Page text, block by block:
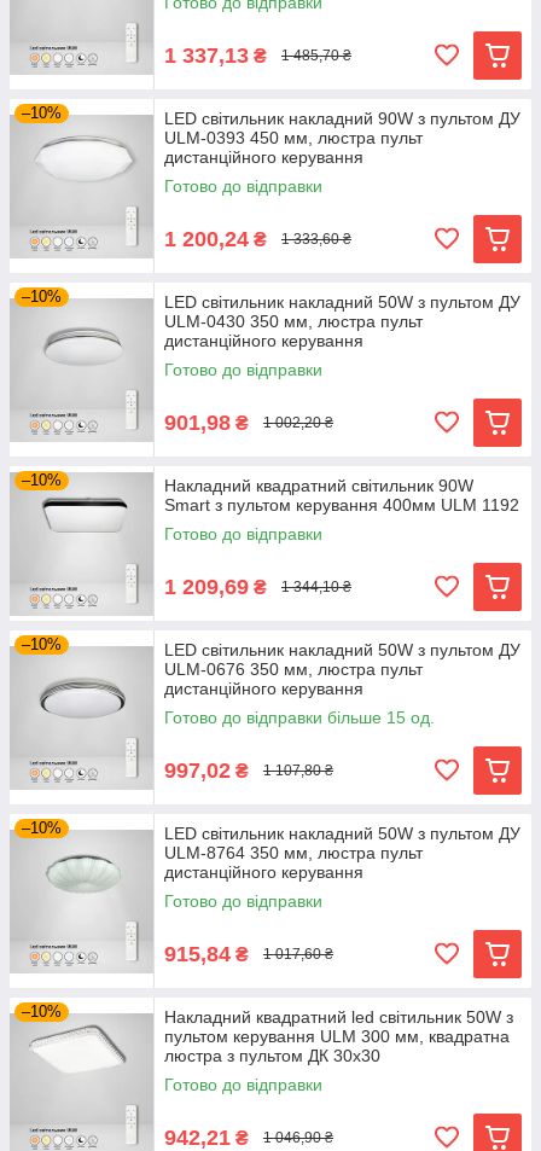
1 337,13 ₴ 1 485,70 ₴
–10%
LED світильник накладний 90W з пультом ДУ
ULM-0393 450 мм, люстра пульт
дистанційного керування
Готово до відправки
1 200,24 ₴ 1 333,60 ₴
–10%
LED світильник накладний 50W з пультом ДУ
ULM-0430 350 мм, люстра пульт
дистанційного керування
Готово до відправки
901,98 ₴ 1 002,20 ₴
–10%
Накладний квадратний світильник 90W
Smart з пультом керування 400мм ULM 1192
Готово до відправки
1 209,69 ₴ 1 344,10 ₴
–10%
LED світильник накладний 50W з пультом ДУ
ULM-0676 350 мм, люстра пульт
дистанційного керування
Готово до відправки більше 15 од.
997,02 ₴ 1 107,80 ₴
–10%
LED світильник накладний 50W з пультом ДУ
ULM-8764 350 мм, люстра пульт
дистанційного керування
Готово до відправки
915,84 ₴ 1 017,60 ₴
–10%
Накладний квадратний led світильник 50W з
пультом керування ULM 300 мм, квадратна
люстра з пультом ДК 30х30
Готово до відправки
942,21 ₴ 1 046,90 ₴